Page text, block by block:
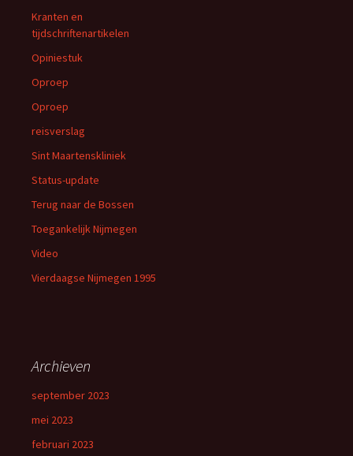
Kranten en
tijdschriftenartikelen
Opiniestuk
Oproep
Oproep
reisverslag
Sint Maartenskliniek
Status-update
Terug naar de Bossen
Toegankelijk Nijmegen
Video
Vierdaagse Nijmegen 1995
Archieven
september 2023
mei 2023
februari 2023